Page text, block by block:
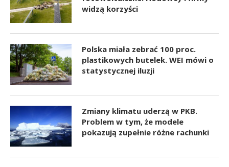
widzą korzyści
Polska miała zebrać 100 proc.
plastikowych butelek. WEI mówi o
statystycznej iluzji
Zmiany klimatu uderzą w PKB.
Problem w tym, że modele
pokazują zupełnie różne rachunki